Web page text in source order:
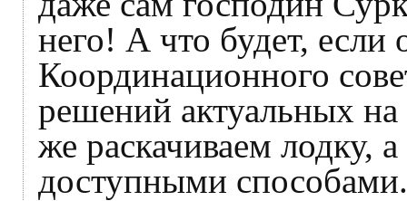
него! А что будет,
Координационного
решений актуальных
же раскачиваем лодку,
доступными способами.